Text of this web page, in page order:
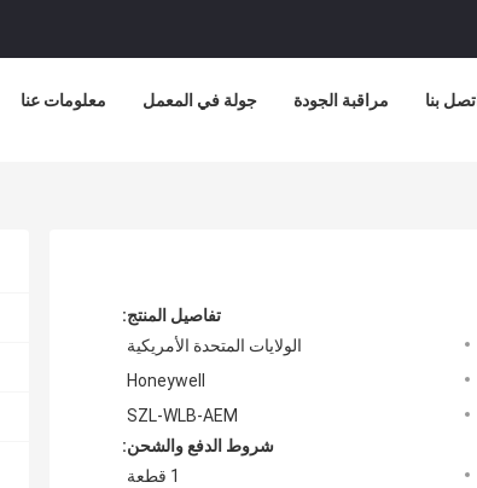
معلومات عنا جولة في المعمل مراقبة الجودة اتصل بنا
تفاصيل المنتج:
الولايات المتحدة الأمريكية
Honeywell
SZL-WLB-AEM
شروط الدفع والشحن:
1 قطعة